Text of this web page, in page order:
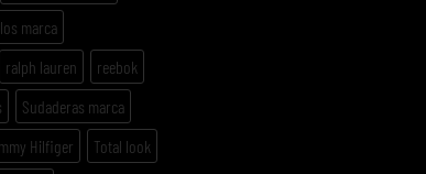
marca
ralph lauren
reebok
Sudaderas marca
Hilfiger
Total look